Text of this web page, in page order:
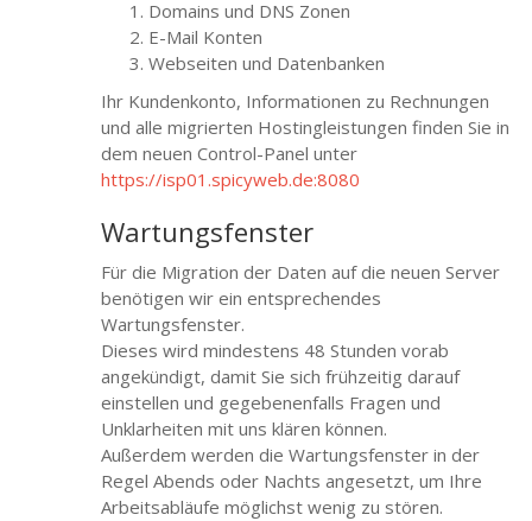
Domains und DNS Zonen
E-Mail Konten
Webseiten und Datenbanken
Ihr Kundenkonto, Informationen zu Rechnungen
und alle migrierten Hostingleistungen finden Sie in
dem neuen Control-Panel unter
https://isp01.spicyweb.de:8080
Wartungsfenster
Für die Migration der Daten auf die neuen Server
benötigen wir ein entsprechendes
Wartungsfenster.
Dieses wird mindestens 48 Stunden vorab
angekündigt, damit Sie sich frühzeitig darauf
einstellen und gegebenenfalls Fragen und
Unklarheiten mit uns klären können.
Außerdem werden die Wartungsfenster in der
Regel Abends oder Nachts angesetzt, um Ihre
Arbeitsabläufe möglichst wenig zu stören.